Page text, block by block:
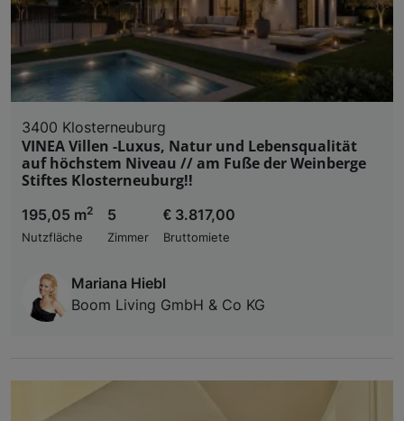
3400 Klosterneuburg
VINEA Villen -Luxus, Natur und Lebensqualität
auf höchstem Niveau // am Fuße der Weinberge
Stiftes Klosterneuburg!!
195,05 m2
Nutzfläche
5
Zimmer
€ 3.817,00
Bruttomiete
Mariana Hiebl
Boom Living GmbH & Co KG